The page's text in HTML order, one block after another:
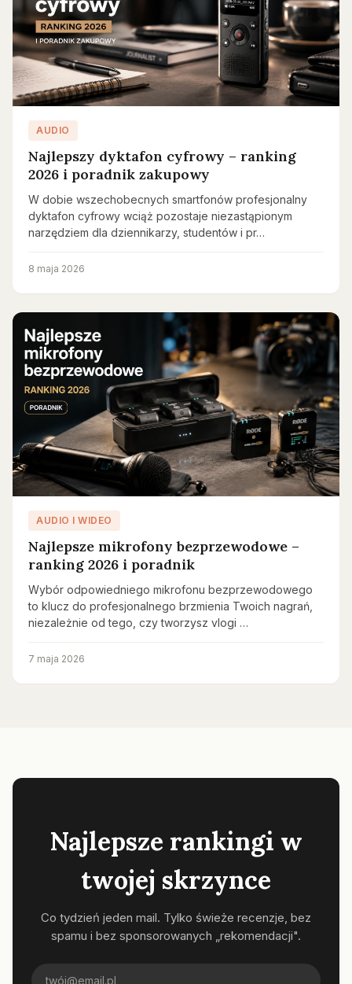
AUDIO
Najlepszy dyktafon cyfrowy – ranking
2026 i poradnik zakupowy
W dobie wszechobecnych smartfonów profesjonalny
dyktafon cyfrowy wciąż pozostaje niezastąpionym
narzędziem dla dziennikarzy, studentów i pr…
8 maja 2026
AUDIO I WIDEO
Najlepsze mikrofony bezprzewodowe –
ranking 2026 i poradnik
Wybór odpowiedniego mikrofonu bezprzewodowego
to klucz do profesjonalnego brzmienia Twoich nagrań,
niezależnie od tego, czy tworzysz vlogi …
7 maja 2026
Najlepsze rankingi w
twojej skrzynce
Co tydzień jeden mail. Tylko świeże recenzje, bez
spamu i bez sponsorowanych „rekomendacji".